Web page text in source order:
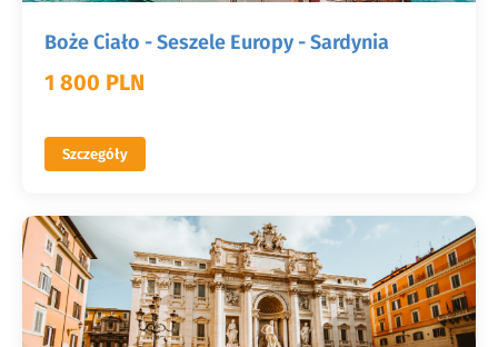
Boże Ciało - Seszele Europy - Sardynia
1 800 PLN
Szczegóły